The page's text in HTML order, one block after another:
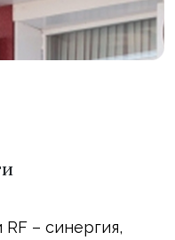
– синергия,